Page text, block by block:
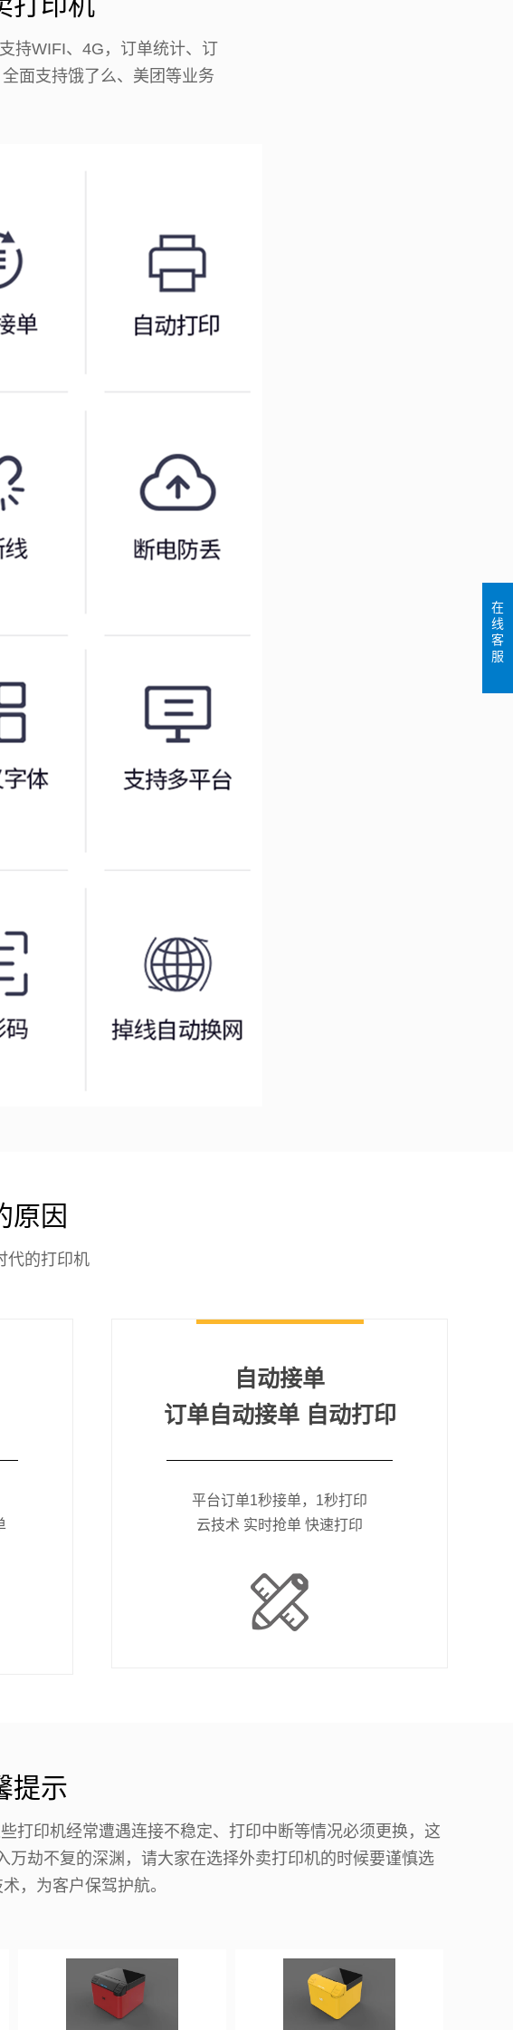
持WIFI、4G，订单统计、订
面支持饿了么、美团等业务
原因
代的打印机
自动接单
订单自动接单 自动打印
平台订单1秒接单，1秒打印
云技术 实时抢单 快速打印
提示
打印机经常遭遇连接不稳定、打印中断等情况必须更换，这
劫不复的深渊，请大家在选择外卖打印机的时候要谨慎选
，为客户保驾护航。
在
线
客
服